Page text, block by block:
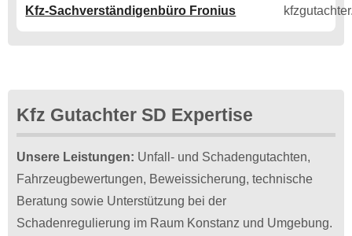
Kfz-Sachverständigenbüro Fronius
Kfz Gutachter SD Expertise
Unsere Leistungen: Unfall- und Schadengutachten,
Fahrzeugbewertungen, Beweissicherung, technische
Beratung sowie Unterstützung bei der
Schadenregulierung im Raum Konstanz und Umgebung.